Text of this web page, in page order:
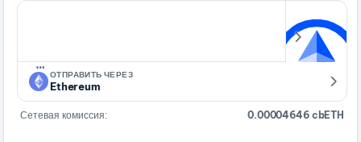
…
ОТПРАВИТЬ ЧЕРЕЗ
Ethereum
Сетевая комиссия: 0.00004646 cbETH